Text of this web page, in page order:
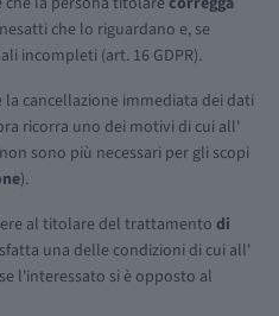
che lo riguardano e, se
incompleti (art. 16 GDPR).
cancellazione immediata dei dati
ricorra uno dei motivi di cui all'
sono più necessari per gli scopi
).
al titolare del trattamento di
una delle condizioni di cui all'
l'interessato si è opposto al